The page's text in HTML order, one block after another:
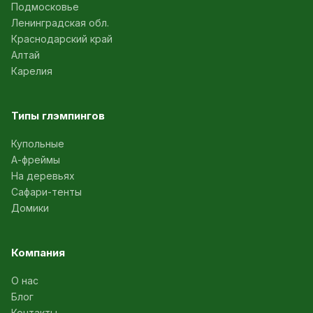
Подмосковье
Ленинградская обл.
Краснодарский край
Алтай
Карелия
Типы глэмпингов
Купольные
А-фреймы
На деревьях
Сафари-тенты
Домики
Компания
О нас
Блог